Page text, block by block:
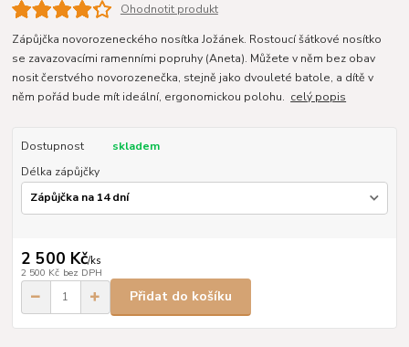
Ohodnotit produkt
Zápůjčka novorozeneckého nosítka Jožánek. Rostoucí šátkové nosítko
se zavazovacími ramenními popruhy (Aneta). Můžete v něm bez obav
nosit čerstvého novorozenečka, stejně jako dvouleté batole, a dítě v
něm pořád bude mít ideální, ergonomickou polohu. celý popis
Dostupnost
skladem
Délka zápůjčky
2 500 Kč/ks
2 500 Kč bez DPH
Přidat do košíku